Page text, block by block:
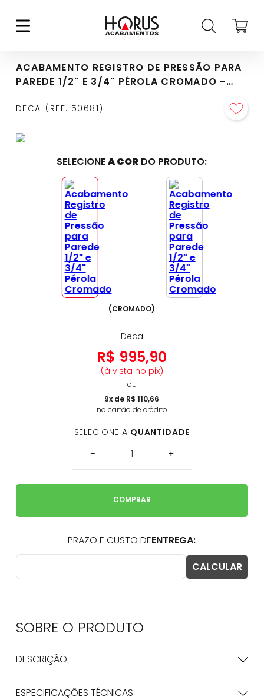
ACABAMENTO REGISTRO DE PRESSÃO PARA
PAREDE 1/2" E 3/4" PÉROLA CROMADO -
DECA REF: 50681
SELECIONEA COR DO PRODUTO:
(CROMADO)
Deca
R$ 995,90
(à vista no pix)
ou
9x de R$ 110,66
no cartão de crédito
SELECIONE A QUANTIDADE
＋
－
COMPRAR
SOBRE O PRODUTO
DESCRIÇÃO
ESPECIFICAÇÕES TÉCNICAS